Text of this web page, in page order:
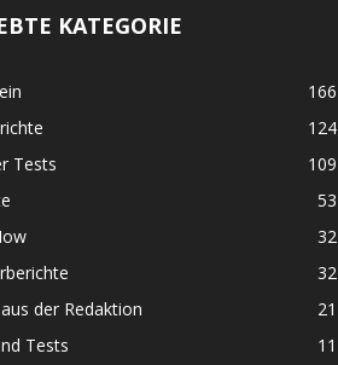
KATEGORIE
166
124
Tests
109
53
32
32
der Redaktion
21
Tests
11